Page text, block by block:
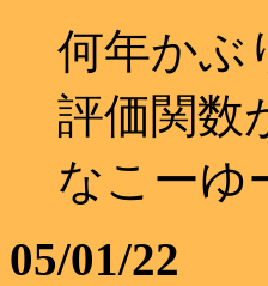
何年かぶ
評価関数
なこーゆ
05/01/22